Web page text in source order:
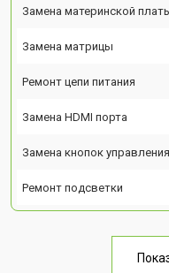
Замена материнской
Замена матрицы
Ремонт цепи питания
Замена HDMI порта
Замена кнопок управления
Ремонт подсветки